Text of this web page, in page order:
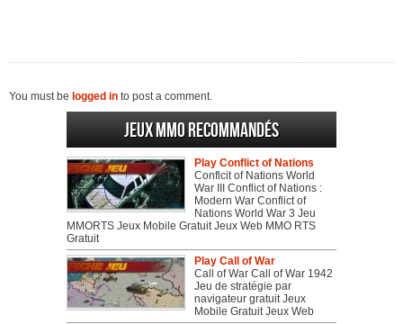
You must be logged in to post a comment.
Jeux MMO recommandés
Play Conflict of Nations
Conflcit of Nations World
War III Conflict of Nations :
Modern War Conflict of
Nations World War 3 Jeu
MMORTS Jeux Mobile Gratuit Jeux Web MMO RTS
Gratuit
Play Call of War
Call of War Call of War 1942
Jeu de stratégie par
navigateur gratuit Jeux
Mobile Gratuit Jeux Web